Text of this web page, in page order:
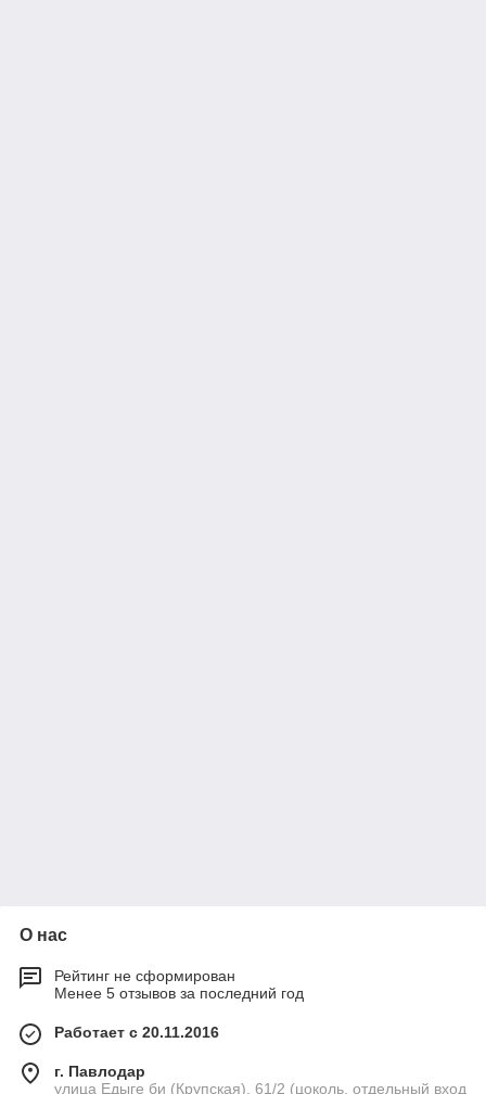
О нас
Рейтинг не сформирован
Менее 5 отзывов за последний год
Работает с 20.11.2016
г. Павлодар
улица Едыге би (Крупская), 61/2 (цоколь, отдельный вход